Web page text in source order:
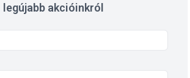
legújabb akcióinkról